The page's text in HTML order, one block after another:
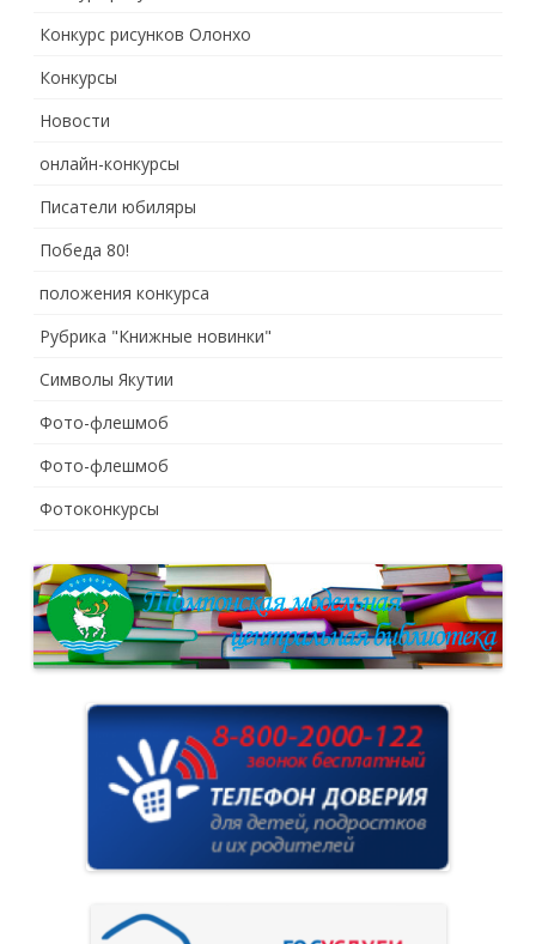
Конкурс рисунков Олонхо
Конкурсы
Новости
онлайн-конкурсы
Писатели юбиляры
Победа 80!
положения конкурса
Рубрика "Книжные новинки"
Символы Якутии
Фото-флешмоб
Фото-флешмоб
Фотоконкурсы